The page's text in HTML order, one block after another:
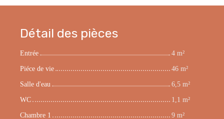
Détail des pièces
Entrée
4 m²
Piéce de vie
46 m²
Salle d'eau
6,5 m²
WC
1,1 m²
Chambre 1
9 m²